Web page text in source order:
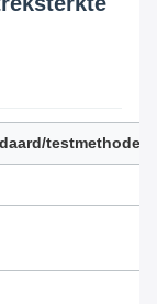
testmethode